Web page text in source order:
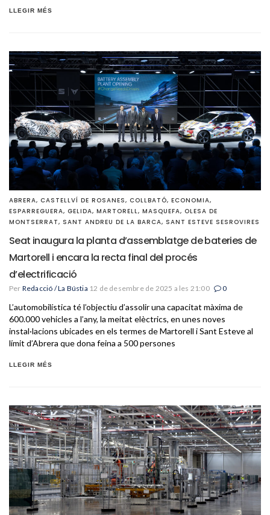
LLEGIR MÉS
ABRERA, CASTELLVÍ DE ROSANES, COLLBATÓ, ECONOMIA,
ESPARREGUERA, GELIDA, MARTORELL, MASQUEFA, OLESA DE
MONTSERRAT, SANT ANDREU DE LA BARCA, SANT ESTEVE SESROVIRES
Seat inaugura la planta d’assemblatge de bateries de
Martorell i encara la recta final del procés
d’electrificació
Per Redacció / La Bústia 12 de desembre de 2025 a les 21:00 0
L’automobilística té l’objectiu d’assolir una capacitat màxima de
600.000 vehicles a l’any, la meitat elèctrics, en unes noves
instal·lacions ubicades en els termes de Martorell i Sant Esteve al
límit d’Abrera que dona feina a 500 persones
LLEGIR MÉS